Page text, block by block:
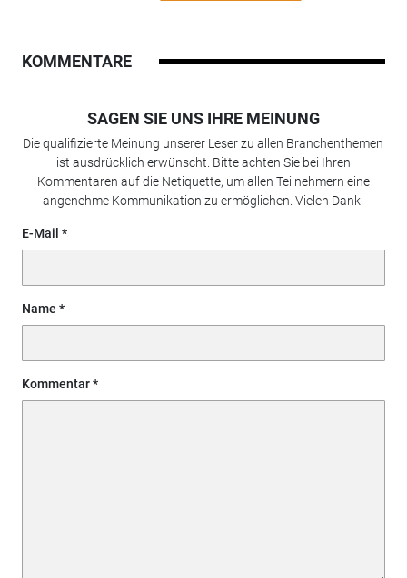
KOMMENTARE
SAGEN SIE UNS IHRE MEINUNG
Die qualifizierte Meinung unserer Leser zu allen Branchenthemen
ist ausdrücklich erwünscht. Bitte achten Sie bei Ihren
Kommentaren auf die Netiquette, um allen Teilnehmern eine
angenehme Kommunikation zu ermöglichen. Vielen Dank!
E-Mail
Name
Kommentar